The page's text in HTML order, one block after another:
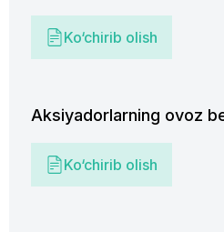
Ko‘chirib olish
Aksiyadorlarning ovoz
Ko‘chirib olish